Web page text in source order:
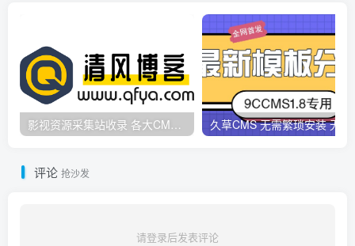
影视资源采集站收录 各大CMS采集资源站网址合集
评论 抢沙发
请登录后发表评论